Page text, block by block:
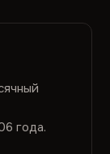
года.